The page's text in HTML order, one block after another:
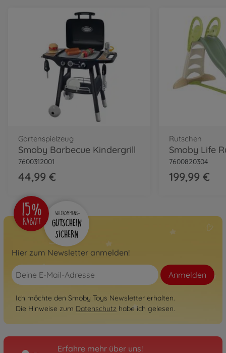
Gartenspielzeug
Smoby Barbecue Kindergrill
7600312001
44,99 €
Rutschen
7600820304
199,99 €
Hier zum Newsletter anmelden!
Anmelden
Ich möchte den Smoby Toys Newsletter erhalten.
Die Hinweise zum Datenschutz habe ich gelesen.
Erfahre mehr über uns!